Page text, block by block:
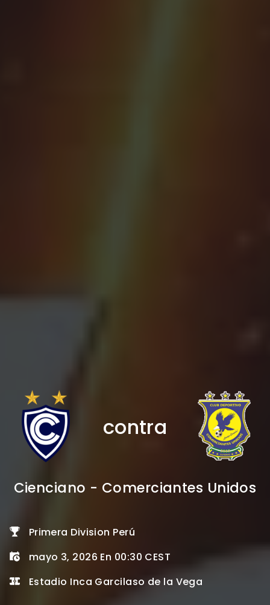
contra
Cienciano - Comerciantes Unidos
Primera Division Perú
mayo 3, 2026 En 00:30 CEST
Estadio Inca Garcilaso de la Vega